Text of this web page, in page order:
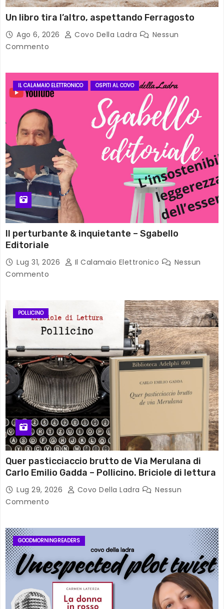
Un libro tira l’altro, aspettando Ferragosto
Ago 6, 2026 Covo Della Ladra
Nessun
Commento
IL CALAMAIO ELETTRONICO OSPITI AL COVO
Il perturbante & inquietante – Sgabello
Editoriale
Lug 31, 2026 Il Calamaio Elettronico
Nessun
Commento
POLLICINO
Quer pasticciaccio brutto de Via Merulana di
Carlo Emilio Gadda – Pollicino. Briciole di lettura
Lug 29, 2026 Covo Della Ladra
Nessun
Commento
GOODMORNINGREADERS